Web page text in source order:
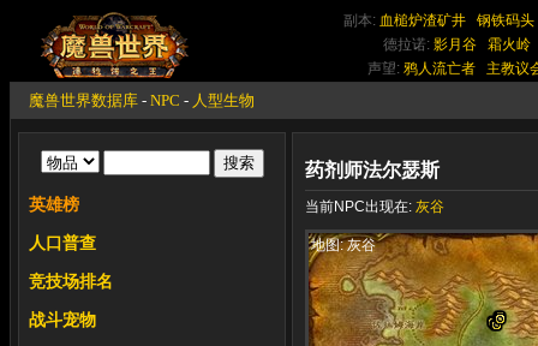
副本: 血槌炉渣矿井
钢铁码头
德拉诺: 影月谷
霜火岭
声望: 鸦人流亡者 主教议
魔兽世界数据库 - NPC - 人型生物
英雄榜
人口普查
竞技场排名
战斗宠物
药剂师法尔瑟斯
当前NPC出现在: 灰谷
地图: 灰谷